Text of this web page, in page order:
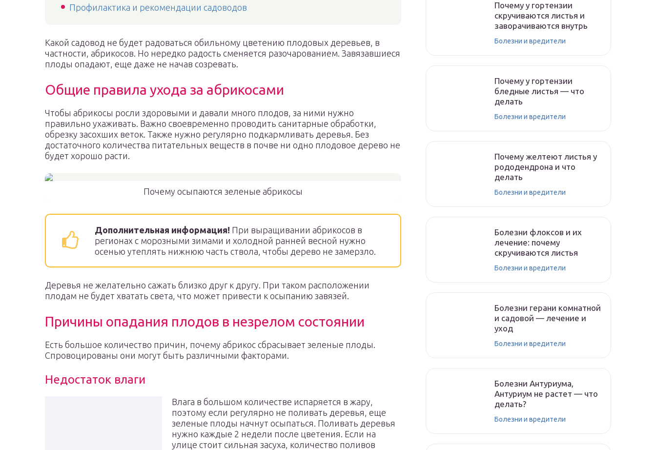
Профилактика и рекомендации садоводов
Какой садовод не будет радоваться обильному цветению плодовых деревьев, в
частности, абрикосов. Но нередко радость сменяется разочарованием. Завязавшиеся
плоды опадают, еще даже не начав созревать.
Общие правила ухода за абрикосами
Чтобы абрикосы росли здоровыми и давали много плодов, за ними нужно
правильно ухаживать. Важно своевременно проводить санитарные обработки,
обрезку засохших веток. Также нужно регулярно подкармливать деревья. Без
достаточного количества питательных веществ в почве ни одно плодовое дерево не
будет хорошо расти.
Почему осыпаются зеленые абрикосы
Дополнительная информация! При выращивании абрикосов в
регионах с морозными зимами и холодной ранней весной нужно
осенью утеплять нижнюю часть ствола, чтобы дерево не замерзло.
Деревья не желательно сажать близко друг к другу. При таком расположении
плодам не будет хватать света, что может привести к осыпанию завязей.
Причины опадания плодов в незрелом состоянии
Есть большое количество причин, почему абрикос сбрасывает зеленые плоды.
Спровоцированы они могут быть различными факторами.
Недостаток влаги
Влага в большом количестве испаряется в жару,
поэтому если регулярно не поливать деревья, еще
зеленые плоды начнут осыпаться. Поливать деревья
нужно каждые 2 недели после цветения. Если на
улице стоит сильная засуха, количество поливов
Почему у гортензии
скручиваются листья и
заворачиваются внутрь
Болезни и вредители
Почему у гортензии
бледные листья — что
делать
Болезни и вредители
Почему желтеют листья у
рододендрона и что
делать
Болезни и вредители
Болезни флоксов и их
лечение: почему
скручиваются листья
Болезни и вредители
Болезни герани комнатной
и садовой — лечение и
уход
Болезни и вредители
Болезни Антуриума,
Антуриум не растет — что
делать?
Болезни и вредители